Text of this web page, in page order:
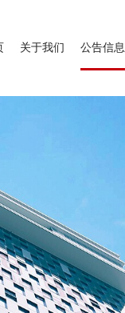
关于我们 公告信息